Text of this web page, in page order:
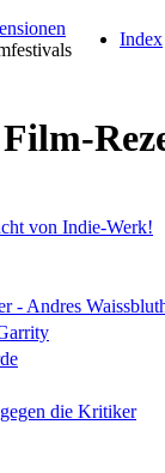
Index
von Indie-Werk!
- Andres
die Kritiker